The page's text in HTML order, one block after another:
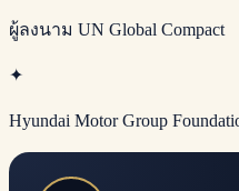
ผู้ลงนาม UN Global Compact
✦
Hyundai Motor Group